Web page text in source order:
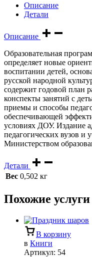
Описание
Детали
Описание
Образовательная
определяет новые
воспитании детей,
русской народной
содержит годовой план
конспекты занятий с
приемы и способы
обеспечивающей
условиях ДОУ. Издание
педагогических вузов и
Министерством
Детали
Вес 0,502 кг
Похожие услуги
В корзину
в Книги
Артикул: 54